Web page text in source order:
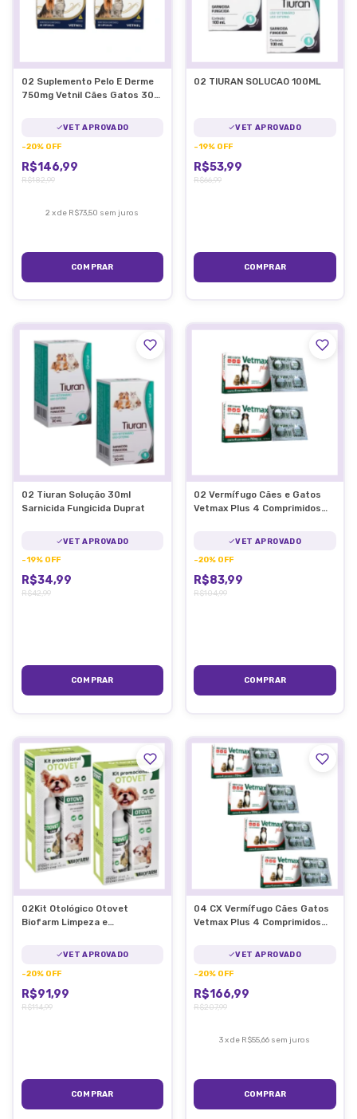
02 Suplemento Pelo E Derme
750mg Vetnil Cães Gatos 30
VET APROVADO
-20% OFF
R$146,99
R$182,99
2 xde R$73,50 sem juros
02 TIURAN SOLUCAO 100ML
VET APROVADO
-19% OFF
R$53,99
R$66,99
02 Tiuran Solução 30ml
Sarnicida Fungicida Duprat
VET APROVADO
-19% OFF
R$34,99
R$42,99
02 Vermífugo Cães e Gatos
Vetmax Plus 4 Comprimidos
VET APROVADO
-20% OFF
R$83,99
R$104,99
02Kit Otológico Otovet
Biofarm Limpeza e
VET APROVADO
-20% OFF
R$91,99
R$114,99
04 CX Vermífugo Cães Gatos
Vetmax Plus 4 Comprimidos
VET APROVADO
-20% OFF
R$166,99
R$207,99
3xde R$55,66 sem juros